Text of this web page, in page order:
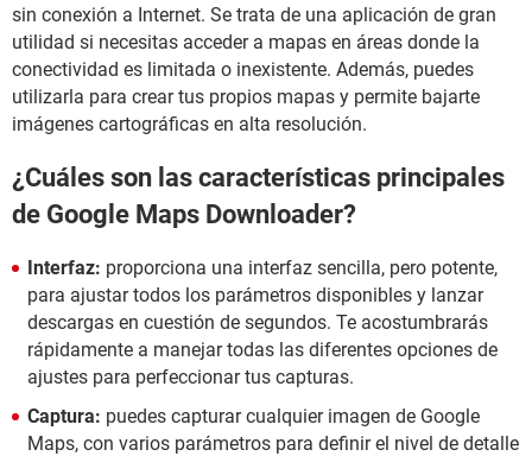
sin conexión a Internet. Se trata de una aplicación de gran
utilidad si necesitas acceder a mapas en áreas donde la
conectividad es limitada o inexistente. Además, puedes
utilizarla para crear tus propios mapas y permite bajarte
imágenes cartográficas en alta resolución.
¿Cuáles son las características principales
de Google Maps Downloader?
Interfaz: proporciona una interfaz sencilla, pero potente,
para ajustar todos los parámetros disponibles y lanzar
descargas en cuestión de segundos. Te acostumbrarás
rápidamente a manejar todas las diferentes opciones de
ajustes para perfeccionar tus capturas.
Captura: puedes capturar cualquier imagen de Google
Maps, con varios parámetros para definir el nivel de detalle